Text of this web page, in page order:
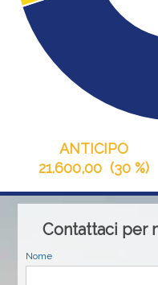
ANTICIPO
21.600,00 (30 %)
Contattaci per
Nome